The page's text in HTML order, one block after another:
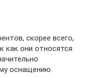
скорее всего,
как они относятся
оснащению.